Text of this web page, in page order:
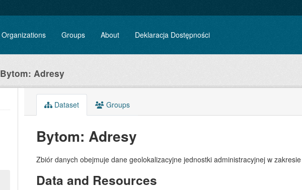
Organizations Groups About Deklaracja Dostępności
Bytom: Adresy
Dataset Groups
Bytom: Adresy
Zbiór danych obejmuje dane geolokalizacyjne jednostki administracyjnej w
Data and Resources